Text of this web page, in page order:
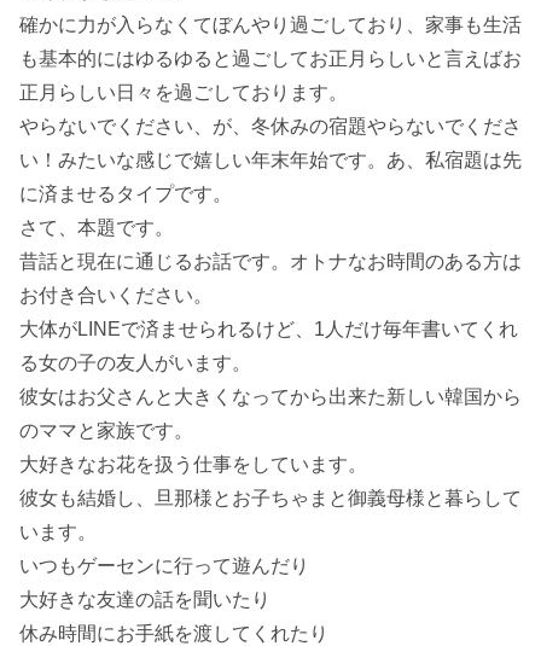
確かに力が入らなくてぼんやり過ごしており、家事も生活
も基本的にはゆるゆると過ごしてお正月らしいと言えばお
正月らしい日々を過ごしております。
やらないでください、が、冬休みの宿題やらないでくださ
い！みたいな感じで嬉しい年末年始です。あ、私宿題は先
に済ませるタイプです。
さて、本題です。
昔話と現在に通じるお話です。オトナなお時間のある方は
お付き合いください。
大体がLINEで済ませられるけど、1人だけ毎年書いてくれ
る女の子の友人がいます。
彼女はお父さんと大きくなってから出来た新しい韓国から
のママと家族です。
大好きなお花を扱う仕事をしています。
彼女も結婚し、旦那様とお子ちゃまと御義母様と暮らして
います。
いつもゲーセンに行って遊んだり
大好きな友達の話を聞いたり
休み時間にお手紙を渡してくれたり